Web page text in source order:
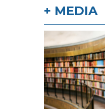
+ MEDIA